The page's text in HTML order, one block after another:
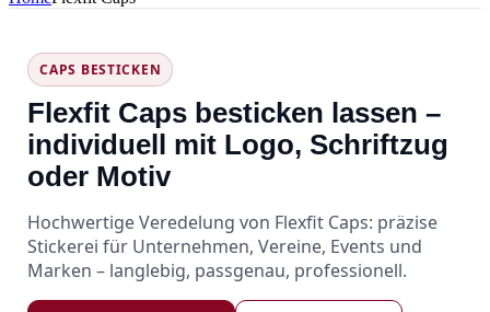
CAPS BESTICKEN
Flexfit Caps besticken lassen –
individuell mit Logo, Schriftzug
oder Motiv
Hochwertige Veredelung von Flexfit Caps: präzise
Stickerei für Unternehmen, Vereine, Events und
Marken – langlebig, passgenau, professionell.